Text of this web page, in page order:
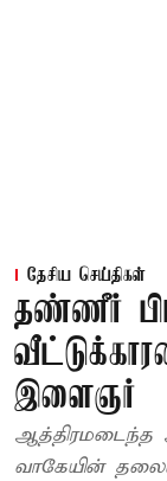
தேசிய செய்திகள்
தண்ணீர்
இளைஞர்
ஆத்திரமடைந்த அக்‌ஷய்
வாகேயின்